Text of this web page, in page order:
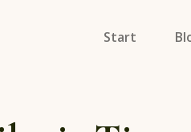
Start